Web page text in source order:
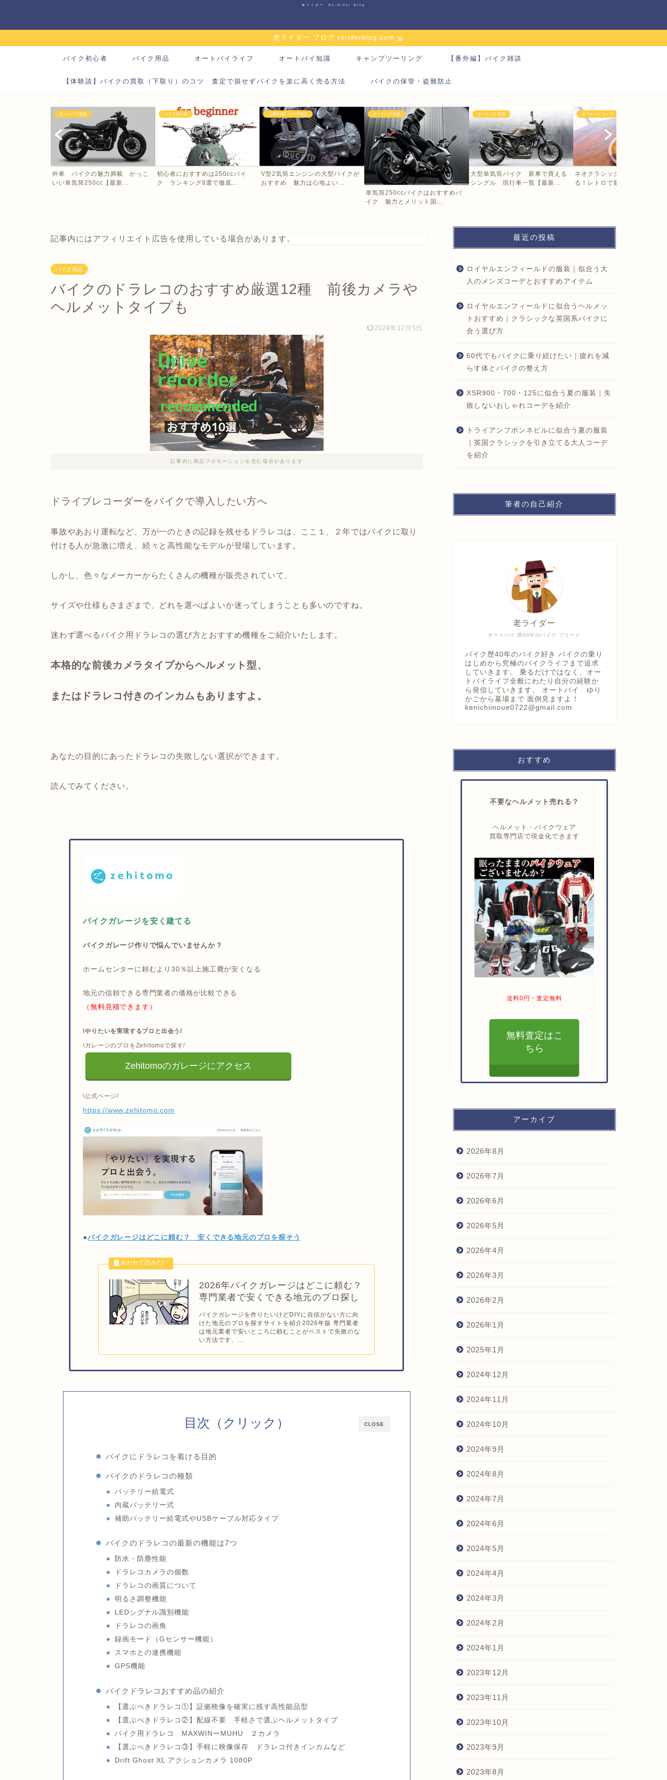
老ライダー Ro-Rider Blog
老ライダー ブログ roriderblog.com
バイク初心者 バイク用品 オートバイライフ オートバイ知識 キャンプツーリング 【番外編】バイク雑談
【体験談】バイクの買取（下取り）のコツ 査定で損せずバイクを楽に高く売る方法 バイクの保管・盗難防止
オートバイ知識
外車 バイクの魅力満載 かっこ
いい単気筒250cc【最新...
バイク初心者
初心者におすすめは250ccバイ
ク ランキング8選で徹底...
【番外編】バイク雑談
V型2気筒エンジンの大型バイクが
おすすめ 魅力は心地よい...
オートバイ知識
単気筒250ccバイクはおすすめバ
イク 魅力とメリット国...
オートバイ知識
大型単気筒バイク 新車で買える
シングル 現行車一覧【最新...
オートバイライフ
ネオクラシックバイクの大型に
る！レトロで最新 乗るだけ...
記事内にはアフィリエイト広告を使用している場合があります。
バイク用品
バイクのドラレコのおすすめ厳選12種 前後カメラや
ヘルメットタイプも
2024年12月5日
記事内に商品プロモーションを含む場合があります
ドライブレコーダーをバイクで導入したい方へ
事故やあおり運転など、万が一のときの記録を残せるドラレコは、ここ１、２年ではバイクに取り
付ける人が急激に増え、続々と高性能なモデルが登場しています。
しかし、色々なメーカーからたくさんの機種が販売されていて、
サイズや仕様もさまざまで、どれを選べばよいか迷ってしまうことも多いのですね。
迷わず選べるバイク用ドラレコの選び方とおすすめ機種をご紹介いたします。
本格的な前後カメラタイプからヘルメット型、
またはドラレコ付きのインカムもありますよ。
あなたの目的にあったドラレコの失敗しない選択ができます。
読んでみてください。
バイクガレージを安く建てる
バイクガレージ作りで悩んでいませんか？
ホームセンターに頼むより30％以上施工費が安くなる
地元の信頼できる専門業者の価格が比較できる
（無料見積できます）
\やりたいを実現するプロと出会う/
\ガレージのプロをZehitomoで探す/
Zehitomoのガレージにアクセス
\公式ページ/
https://www.zehitomo.com
●バイクガレージはどこに頼む？ 安くできる地元のプロを探そう
2026年バイクガレージはどこに頼む？
専門業者で安くできる地元のプロ探し
バイクガレージを作りたいけどDIYに自信がない方に向
けた地元のプロを探すサイトを紹介2026年版 専門業者
は地元業者で安いところに頼むことがベストで失敗のな
い方法です、...
CLOSE
目次（クリック）
バイクにドラレコを着ける目的
バイクのドラレコの種類
バッテリー給電式
内蔵バッテリー式
補助バッテリー給電式やUSBケーブル対応タイプ
バイクのドラレコの最新の機能は7つ
防水・防塵性能
ドラレコカメラの個数
ドラレコの画質について
明るさ調整機能
LEDシグナル識別機能
ドラレコの画角
録画モード（Gセンサー機能）
スマホとの連携機能
GPS機能
バイクドラレコおすすめ品の紹介
【選ぶべきドラレコ①】証拠映像を確実に残す高性能品型
【選ぶべきドラレコ②】配線不要 手軽さで選ぶヘルメットタイプ
バイク用ドラレコ MAXWINーMUHU ２カメラ
【選ぶべきドラレコ③】手軽に映像保存 ドラレコ付きインカムなど
Drift Ghost XL アクションカメラ 1080P
最近の投稿
ロイヤルエンフィールドの服装｜似合う大
人のメンズコーデとおすすめアイテム
ロイヤルエンフィールドに似合うヘルメッ
トおすすめ｜クラシックな英国系バイクに
合う選び方
60代でもバイクに乗り続けたい｜疲れを減
らす体とバイクの整え方
XSR900・700・125に似合う夏の服装｜失
敗しないおしゃれコーデを紹介
トライアンフボンネビルに似合う夏の服装
｜英国クラシックを引き立てる大人コーデ
を紹介
筆者の自己紹介
オートバイ 歴40年のバイク フリーク
老ライダー
バイク歴40年のバイク好き バイクの乗り
はじめから究極のバイクライフまで追求
していきます。 乗るだけではなく、オー
トバイライフ全般にわたり自分の経験か
ら発信していきます。 オートバイ ゆり
かごから墓場まで 面倒見ますよ！
kenichiinoue0722@gmail.com
おすすめ
不要なヘルメット売れる？
ヘルメット・バイクウェア
買取専門店で現金化できます
送料0円・査定無料
無料査定はこ
ちら
アーカイブ
2026年8月
2026年7月
2026年6月
2026年5月
2026年4月
2026年3月
2026年2月
2026年1月
2025年1月
2024年12月
2024年11月
2024年10月
2024年9月
2024年8月
2024年7月
2024年6月
2024年5月
2024年4月
2024年3月
2024年2月
2024年1月
2023年12月
2023年11月
2023年10月
2023年9月
2023年8月